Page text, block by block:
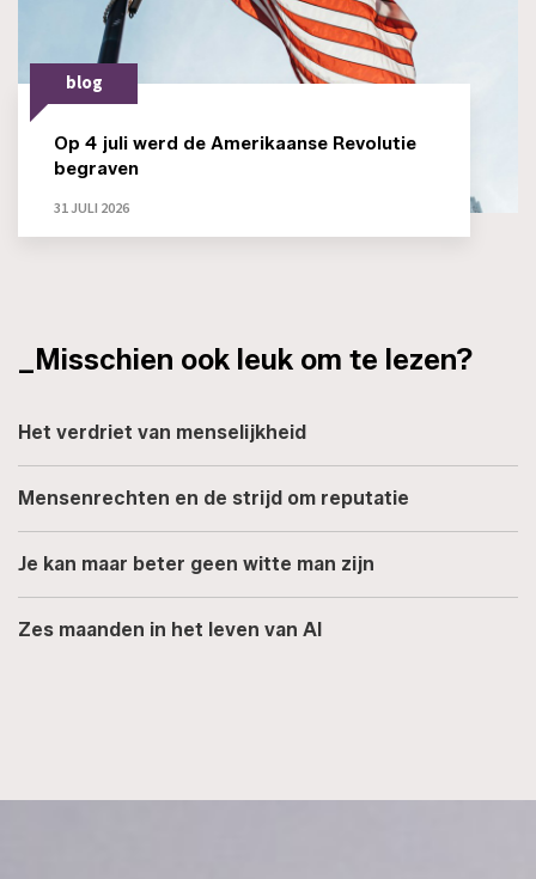
blog
Op 4 juli werd de Amerikaanse Revolutie
begraven
31 JULI 2026
_Misschien ook leuk om te lezen?
Het verdriet van menselijkheid
Mensenrechten en de strijd om reputatie
Je kan maar beter geen witte man zijn
Zes maanden in het leven van AI